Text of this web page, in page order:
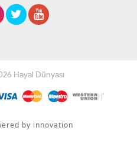
Hayal Dünyası
by innovation